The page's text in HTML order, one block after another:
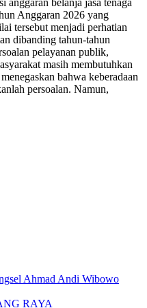
Anggaran 2026 yang
tersebut menjadi perhatian
dibanding tahun-tahun
pelayanan publik,
masih membutuhkan
bahwa keberadaan
persoalan. Namun,
RAYA